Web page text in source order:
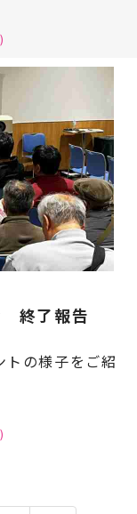
終了報告
の様子をご紹